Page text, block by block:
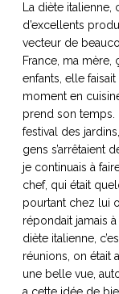
La diète italienne,
d’excellents
vecteur de
France, ma mère,
enfants, elle
moment en
prend son temps.
festival des
gens s’arrêtaient
je continuais à
chef, qui était
pourtant chez lui
répondait jamais
diète italienne,
réunions, on était
une belle vue,